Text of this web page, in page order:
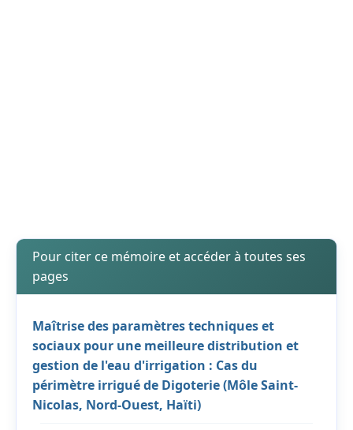
Pour citer ce mémoire et accéder à toutes ses
pages
Maîtrise des paramètres techniques et
sociaux pour une meilleure distribution et
gestion de l'eau d'irrigation : Cas du
périmètre irrigué de Digoterie (Môle Saint-
Nicolas, Nord-Ouest, Haïti)